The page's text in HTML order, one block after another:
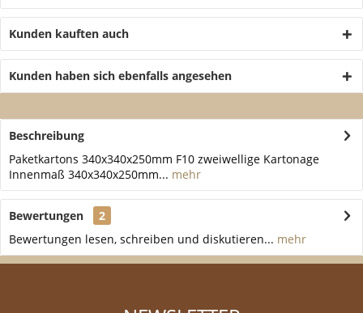
Kunden kauften auch
Kunden haben sich ebenfalls angesehen
Beschreibung
Paketkartons 340x340x250mm F10 zweiwellige Kartonage
Innenmaß 340x340x250mm... mehr
Bewertungen
2
Bewertungen lesen, schreiben und diskutieren... mehr